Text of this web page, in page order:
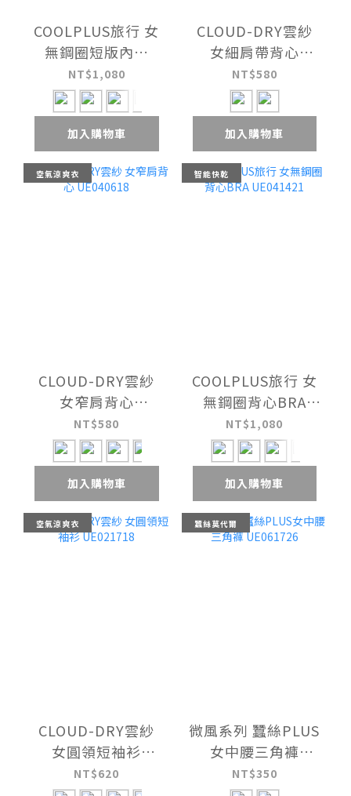
COOLPLUS旅行 女
無鋼圈短版內衣
UE041321
NT$1,080
加入購物車
CLOUD-DRY雲紗
女細肩帶背心
UE040518
NT$580
加入購物車
空氣涼爽衣
CLOUD-DRY雲紗
女窄肩背心
UE040618
NT$580
加入購物車
智能快乾
COOLPLUS旅行 女
無鋼圈背心BRA
UE041421
NT$1,080
加入購物車
空氣涼爽衣
CLOUD-DRY雲紗
女圓領短袖衫
UE021718
NT$620
蠶絲莫代爾
微風系列 蠶絲PLUS
女中腰三角褲
UE061726
NT$350